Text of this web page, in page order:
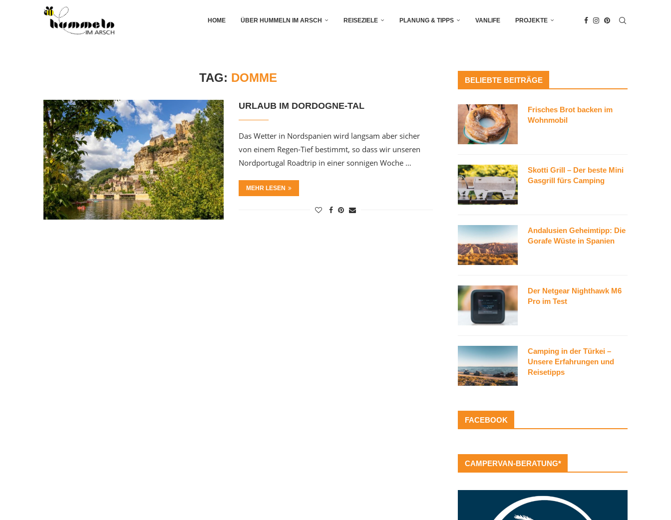
HOME ÜBER HUMMELN IM ARSCH REISEZIELE PLANUNG & TIPPS VANLIFE PROJEKTE
TAG: DOMME
URLAUB IM DORDOGNE-TAL
Das Wetter in Nordspanien wird langsam aber sicher
von einem Regen-Tief bestimmt, so dass wir unseren
Nordportugal Roadtrip in einer sonnigen Woche …
MEHR LESEN
BELIEBTE BEITRÄGE
Frisches Brot backen im
Wohnmobil
Skotti Grill – Der beste Mini
Gasgrill fürs Camping
Andalusien Geheimtipp: Die
Gorafe Wüste in Spanien
Der Netgear Nighthawk M6
Pro im Test
Camping in der Türkei –
Unsere Erfahrungen und
Reisetipps
FACEBOOK
CAMPERVAN-BERATUNG*